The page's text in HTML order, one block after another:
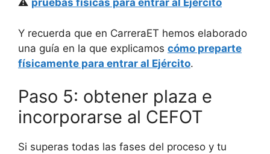
⚠️ pruebas físicas para entrar al Ejército
Y recuerda que en CarreraET hemos elaborado
una guía en la que explicamos cómo preparte
físicamente para entrar al Ejército.
Paso 5: obtener plaza e
incorporarse al CEFOT
Si superas todas las fases del proceso y tu